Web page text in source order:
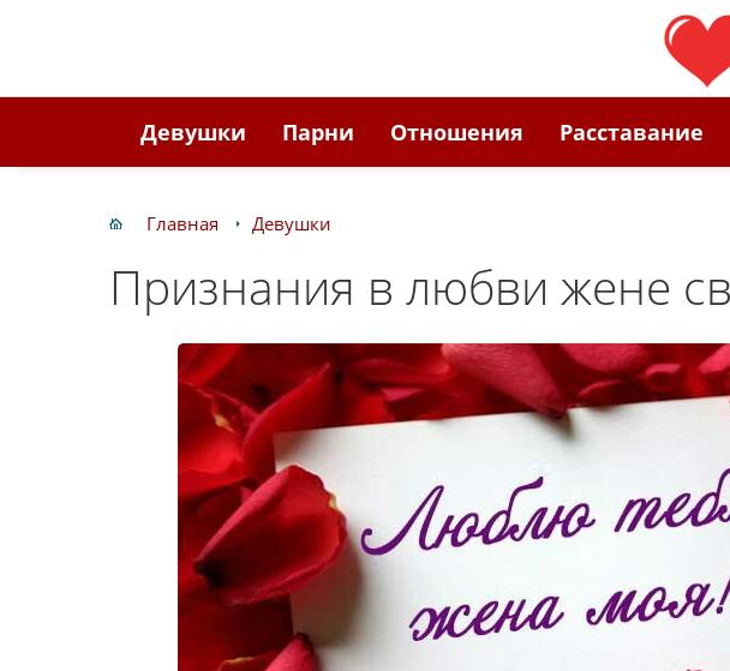
Девушки Парни Отношения Расставание
Главная Девушки
Признания в любви жене